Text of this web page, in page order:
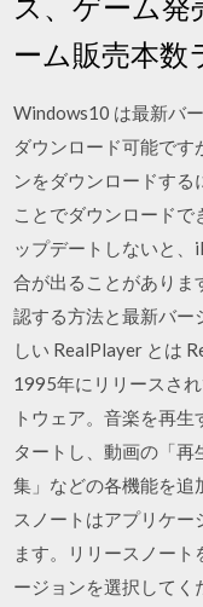
ーム販売本数
Windows10 は最新バ
ダウンロード可能です
ンをダウンロードする
ことでダウンロード
ップデートしないと
合が出ることがありま
認する方法と最新バー
しい RealPlayer とは
1995年にリリースさ
トウェア。音楽を再
タートし、動画の「
集」などの各機能を追
スノートはアプリケ
ます。リリースノー
ージョンを選択してく